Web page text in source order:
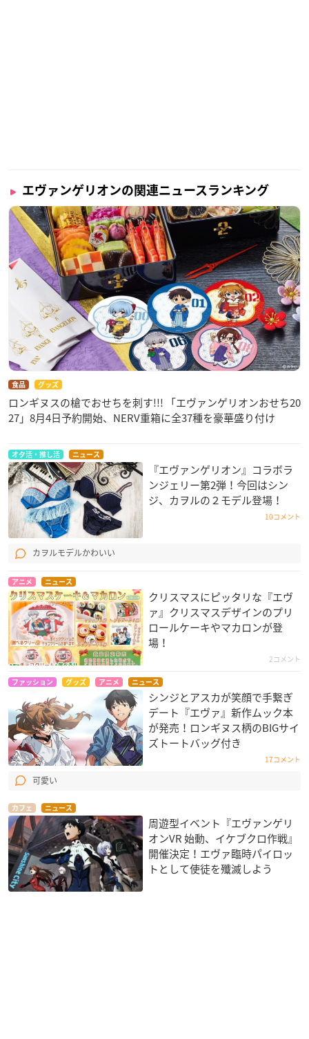
エヴァンゲリオンの関連ニュースランキング
食品 グッズ
ロンギヌスの槍でおせちを刺す!!! 「エヴァンゲリオンおせち20
27」8月4日予約開始、NERV重箱に全37種を豪華盛り付け
オタ活・推し活 ニュース
『エヴァンゲリオン』コラボラ
ンジェリー第2弾！今回はシン
ジ、カヲルの２モデル登場！
10コメント
カヲルモデルかわいい
アニメ ニュース
クリスマスにピッタリな『エヴ
ァ』クリスマスデザインのプリ
ロールケーキやマカロンが登
場！
2コメント
ファッション グッズ アニメ ニュース
シンジとアスカが笑顔で手繋ぎ
デート『エヴァ』新作ムック本
が発売！ロンギヌス柄のBIGサイ
ズトートバッグ付き
17コメント
可愛い
カフェ ニュース
周遊型イベント『エヴァンゲリ
オンVR 始動、イケブクロ作戦』
開催決定！エヴァ臨時パイロッ
トとして使徒を殲滅しよう